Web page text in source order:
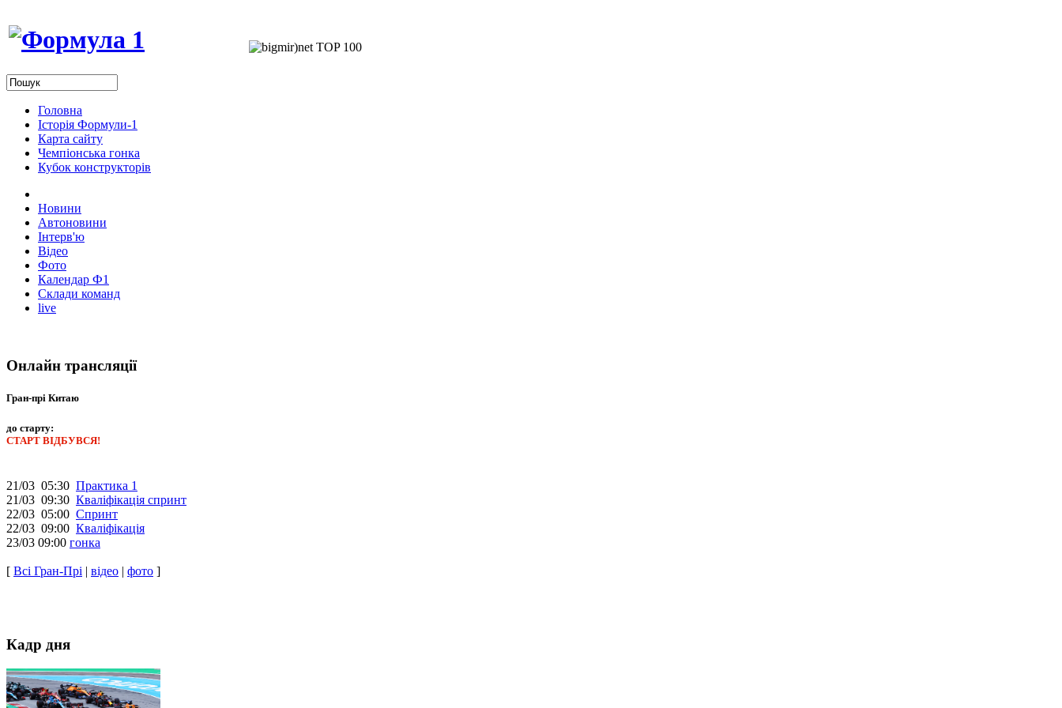
Головна
Історія Формули-1
Карта сайту
Чемпіонська гонка
Кубок конструкторів
Новини
Автоновини
Інтерв'ю
Відео
Фото
Календар Ф1
Склади команд
live
Онлайн трансляції
Гран-прі Китаю
до старту:
СТАРТ ВІДБУВСЯ!
21/03 05:30 Практика 1
21/03 09:30 Кваліфікація спринт
22/03 05:00 Спринт
22/03 09:00 Кваліфікація
23/03 09:00 гонка
[ Всі Гран-Прі | відео | фото ]
Кадр дня